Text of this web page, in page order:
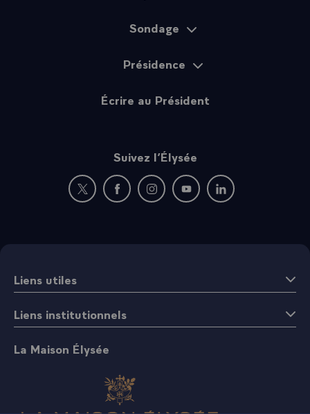
Sondage
Présidence
Écrire au Président
Suivez l’Élysée
Nouvelle fenêtre : rejoignez-nous sur Twitter
Nouvelle fenêtre : rejoignez-nous sur
Nouvelle fenêtre : rejoignez-nous
Nouvelle fenêtre :
Nouvelle fenêtre :
Liens utiles
Liens institutionnels
La Maison Élysée